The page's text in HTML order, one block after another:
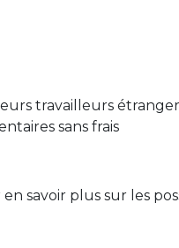
travailleurs
sans frais
savoir plus sur les